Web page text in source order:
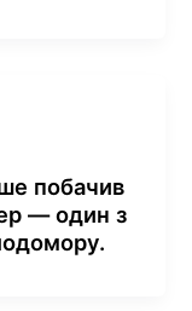
побачив
— один з